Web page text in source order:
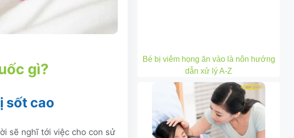
gì?
sốt cao
sẽ nghĩ tới việc cho con sử
Bé bị viêm họng ăn vào là nôn hướng
dẫn xử lý A-Z